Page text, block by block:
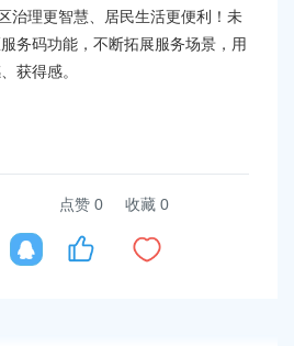
治理更智慧、居民生活更便利！未
务码功能，不断拓展服务场景，用
获得感。
点赞 0 收藏 0